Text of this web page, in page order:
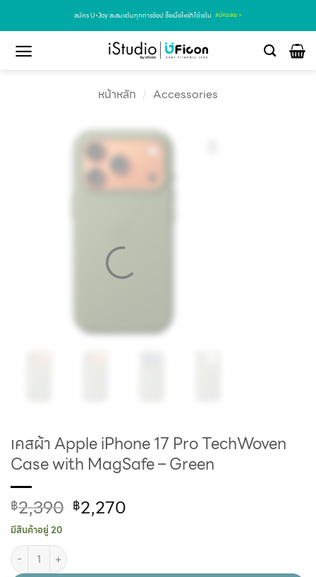
สมัคร U•Joy สะสมแต้มทุกการช้อป ซื้อเมื่อไหร่ก็ได้แต้ม สมัครเลย >
หน้าหลัก / Accessories
เคสผ้า Apple iPhone 17 Pro TechWoven
Case with MagSafe – Green
฿2,390 ฿2,270
มีสินค้าอยู่ 20